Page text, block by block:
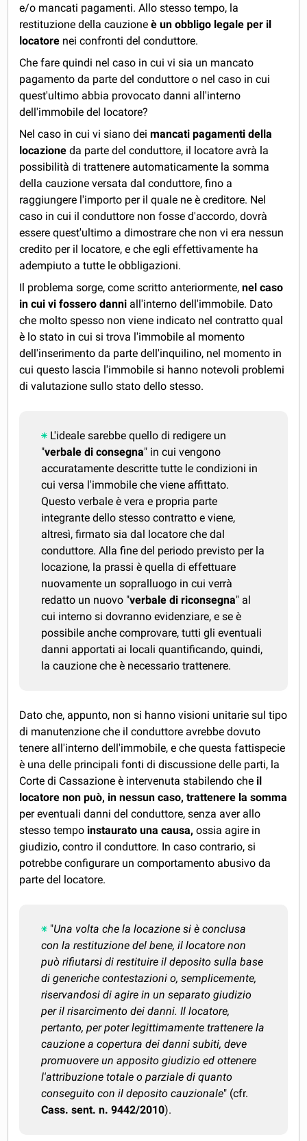
e/o mancati pagamenti. Allo stesso tempo, la
restituzione della cauzioneè un obbligo legale per il
locatore nei confronti del conduttore.
Che fare quindi nel caso in cui vi sia un mancato
pagamento da parte del conduttore o nel caso in cui
quest'ultimo abbia provocato danni all'interno
dell'immobile del locatore?
Nel caso in cui vi siano dei mancati pagamenti della
locazione da parte del conduttore, il locatore avrà la
possibilità di trattenere automaticamente la somma
della cauzione versata dal conduttore, fino a
raggiungere l'importo per il quale ne è creditore. Nel
caso in cui il conduttore non fosse d'accordo, dovrà
essere quest'ultimo a dimostrare che non vi era nessun
credito per il locatore, e che egli effettivamente ha
adempiuto a tutte le obbligazioni.
Il problema sorge, come scritto anteriormente,nel caso
in cui vi fossero danni all'interno dell'immobile. Dato
che molto spesso non viene indicato nel contratto qual
è lo stato in cui si trova l'immobile al momento
dell'inserimento da parte dell'inquilino, nel momento in
cui questo lascia l'immobile si hanno notevoli problemi
di valutazione sullo stato dello stesso.
L'ideale sarebbe quello di redigere un
"verbale di consegna" in cui vengono
accuratamente descritte tutte le condizioni in
cui versa l'immobile che viene affittato.
Questo verbale è vera e propria parte
integrante dello stesso contratto e viene,
altresì, firmato sia dal locatore che dal
conduttore. Alla fine del periodo previsto per la
locazione, la prassi è quella di effettuare
nuovamente un sopralluogo in cui verrà
redatto un nuovo "verbale di riconsegna" al
cui interno si dovranno evidenziare, e se è
possibile anche comprovare, tutti gli eventuali
danni apportati ai locali quantificando, quindi,
la cauzione che è necessario trattenere.
Dato che, appunto, non si hanno visioni unitarie sul tipo
di manutenzione che il conduttore avrebbe dovuto
tenere all'interno dell'immobile, e che questa fattispecie
è una delle principali fonti di discussione delle parti, la
Corte di Cassazione è intervenuta stabilendo che il
locatore non può, in nessun caso, trattenere la somma
per eventuali danni del conduttore, senza aver allo
stesso tempo instaurato una causa,ossia agire in
giudizio, contro il conduttore. In caso contrario, si
potrebbe configurare un comportamento abusivo da
parte del locatore.
"Una volta che la locazione si è conclusa
con la restituzione del bene, il locatore non
può rifiutarsi di restituire il deposito sulla base
di generiche contestazioni o, semplicemente,
riservandosi di agire in un separato giudizio
per il risarcimento dei danni. Il locatore,
pertanto, per poter legittimamente trattenere la
cauzione a copertura dei danni subiti, deve
promuovere un apposito giudizio ed ottenere
l'attribuzione totale o parziale di quanto
conseguito con il deposito cauzionale" (cfr.
Cass. sent. n. 9442/2010).